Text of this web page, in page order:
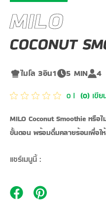
MILO
COCONUT
ไมโล 3อิน1 5 MIN 4
0 | (0) เขี
MILO Coconut Smoothie หรือไ
ขั้นตอน พร้อมดื่มคลายร้อนเพื่อใ
แชร์เมนูนี้ :